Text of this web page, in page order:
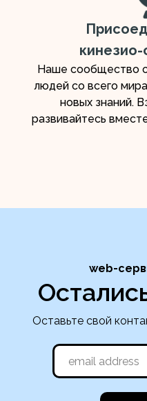
Наше сообщество
людей со всего
новых знаний.
развивайтесь
Оставьте свой
web-